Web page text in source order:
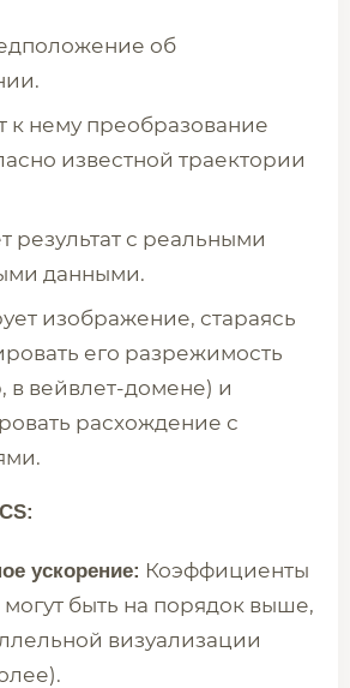
об
к нему преобразование
известной траектории
результат с реальными
данными.
изображение, стараясь
его разрежимость
в вейвлет-домене) и
расхождение с
ускорение: Коэффициенты
быть на порядок выше,
визуализации